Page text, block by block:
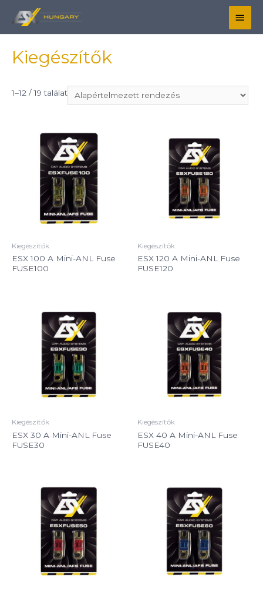
Kiegészítők
1–12 / 19 találat
Kiegészítők
ESX 100 A Mini-ANL Fuse
FUSE100
Kiegészítők
ESX 120 A Mini-ANL Fuse
FUSE120
Kiegészítők
ESX 30 A Mini-ANL Fuse
FUSE30
Kiegészítők
ESX 40 A Mini-ANL Fuse
FUSE40